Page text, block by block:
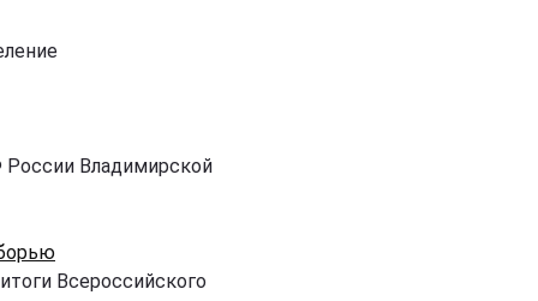
России Владимирской
Всероссийского